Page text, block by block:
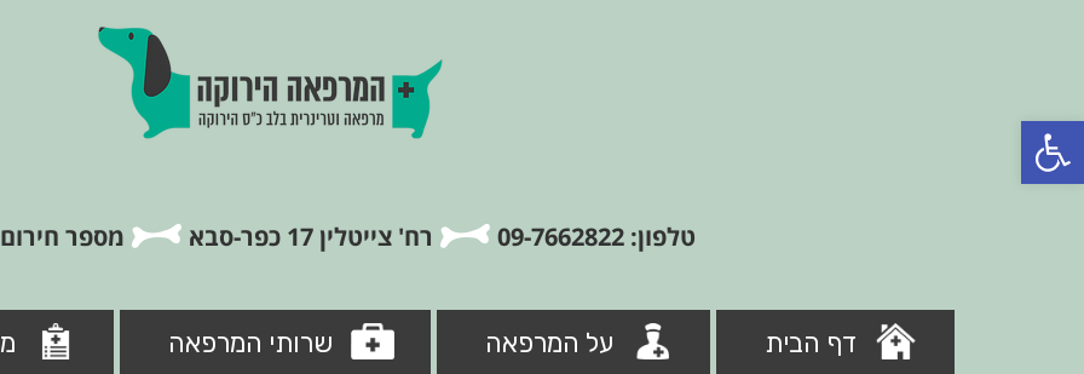
פתח סרגל נגישות
טלפון: 09-7662822 רח' צייטלין 17 כפר-סבא מספר חירום: 055-
דף הבית על המרפאה שרותי המרפאה